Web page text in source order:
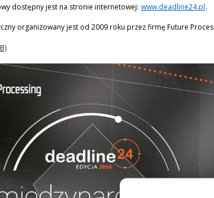
dostępny jest na stronie internetowej: www.deadline24.pl.
organizowany jest od 2009 roku przez firmę Future